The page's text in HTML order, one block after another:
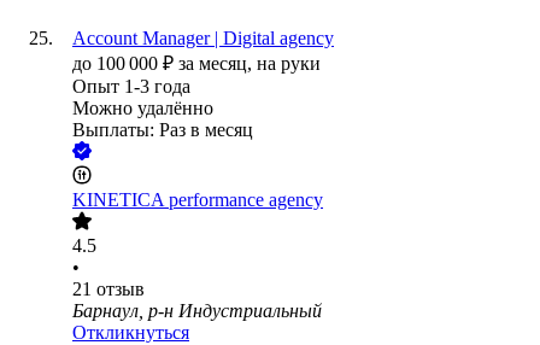
Account Manager | Digital agency
до 100 000 ₽ за месяц, на руки
Опыт 1-3 года
Можно удалённо
Выплаты: Раз в месяц
KINETICA performance agency
4.5
•
21 отзыв
Барнаул, р-н Индустриальный
Откликнуться